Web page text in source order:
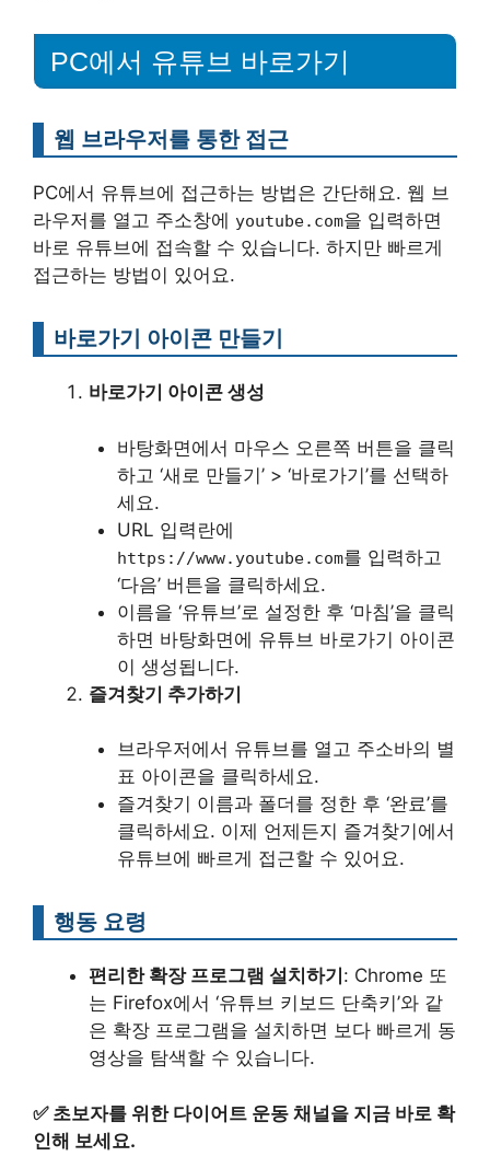
PC에서 유튜브 바로가기
웹 브라우저를 통한 접근
PC에서 유튜브에 접근하는 방법은 간단해요. 웹 브
라우저를 열고 주소창에 youtube.com을 입력하면
바로 유튜브에 접속할 수 있습니다. 하지만 빠르게
접근하는 방법이 있어요.
바로가기 아이콘 만들기
바로가기 아이콘 생성
바탕화면에서 마우스 오른쪽 버튼을 클릭
하고 ‘새로 만들기’ > ‘바로가기’를 선택하
세요.
URL 입력란에
https://www.youtube.com를 입력하고
‘다음’ 버튼을 클릭하세요.
이름을 ‘유튜브’로 설정한 후 ‘마침’을 클릭
하면 바탕화면에 유튜브 바로가기 아이콘
이 생성됩니다.
즐겨찾기 추가하기
브라우저에서 유튜브를 열고 주소바의 별
표 아이콘을 클릭하세요.
즐겨찾기 이름과 폴더를 정한 후 ‘완료’를
클릭하세요. 이제 언제든지 즐겨찾기에서
유튜브에 빠르게 접근할 수 있어요.
행동 요령
편리한 확장 프로그램 설치하기 : Chrome 또
는 Firefox에서 ‘유튜브 키보드 단축키’와 같
은 확장 프로그램을 설치하면 보다 빠르게 동
영상을 탐색할 수 있습니다.
✅ 초보자를 위한 다이어트 운동 채널을 지금 바로 확
인해 보세요.